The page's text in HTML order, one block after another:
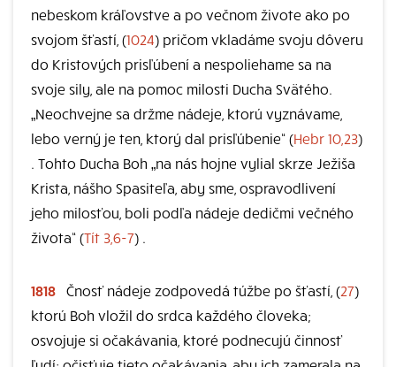
nebeskom kráľovstve a po večnom živote ako po
svojom šťastí, (1024) pričom vkladáme svoju dôveru
do Kristových prisľúbení a nespoliehame sa na
svoje sily, ale na pomoc milosti Ducha Svätého.
„Neochvejne sa držme nádeje, ktorú vyznávame,
lebo verný je ten, ktorý dal prisľúbenie“ (Hebr 10,23)
. Tohto Ducha Boh „na nás hojne vylial skrze Ježiša
Krista, nášho Spasiteľa, aby sme, ospravodlivení
jeho milosťou, boli podľa nádeje dedičmi večného
života“ (Tít 3,6-7) .
1818 Čnosť nádeje zodpovedá túžbe po šťastí, (27)
ktorú Boh vložil do srdca každého človeka;
osvojuje si očakávania, ktoré podnecujú činnosť